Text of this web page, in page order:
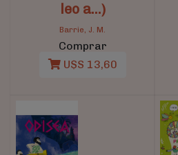
leo a...)
Barrie, J. M.
Comprar
U$S 13,60